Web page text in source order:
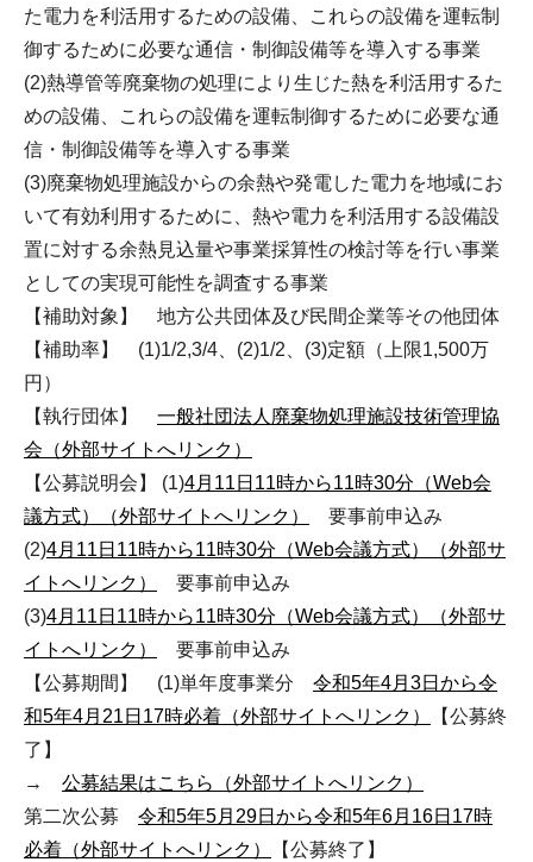
た電力を利活用するための設備、これらの設備を運転制
御するために必要な通信・制御設備等を導入する事業
(2)熱導管等廃棄物の処理により生じた熱を利活用するた
めの設備、これらの設備を運転制御するために必要な通
信・制御設備等を導入する事業
(3)廃棄物処理施設からの余熱や発電した電力を地域にお
いて有効利用するために、熱や電力を利活用する設備設
置に対する余熱見込量や事業採算性の検討等を行い事業
としての実現可能性を調査する事業
【補助対象】 地方公共団体及び民間企業等その他団体
【補助率】 (1)1/2,3/4、(2)1/2、(3)定額（上限1,500万
円）
【執行団体】 一般社団法人廃棄物処理施設技術管理協
会（外部サイトへリンク）
【公募説明会】 (1)4月11日11時から11時30分（Web会
議方式）（外部サイトへリンク）
要事前申込み
(2)4月11日11時から11時30分（Web会議方式）（外部サ
イトへリンク）
要事前申込み
(3)4月11日11時から11時30分（Web会議方式）（外部サ
イトへリンク）
要事前申込み
【公募期間】 (1)単年度事業分 令和5年4月3日から令
和5年4月21日17時必着（外部サイトへリンク）
【公募終
了】
→ 公募結果はこちら（外部サイトへリンク）
第二次公募 令和5年5月29日から令和5年6月16日17時
必着（外部サイトへリンク）
【公募終了】